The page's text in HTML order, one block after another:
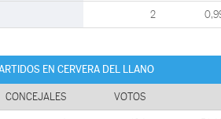
2
EN CERVERA DEL LLANO
CONCEJALES VOTOS